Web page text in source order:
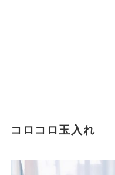
コロコロ玉入れ